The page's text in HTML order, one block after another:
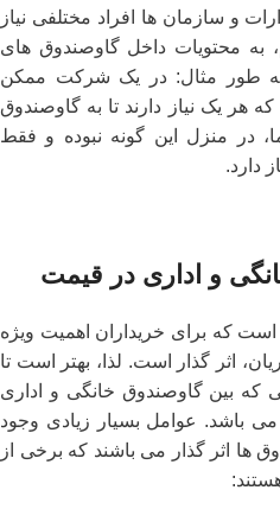
و سازمان ها افراد مختلفی نیاز
به محتویات داخل گاوصندوق های
به طور مثال: در یک شرکت ممکن
هر یک نیاز دارند تا به گاوصندوق
در منزل این گونه نبوده و فقط
دارد.
که برای خریداران اهمیت ویژه
اثر گذار است. لذا، بهتر است تا
که بین گاوصندوق خانگی و اداری
باشد. عوامل بسیار زیادی وجود
ها اثر گذار می باشند که برخی از